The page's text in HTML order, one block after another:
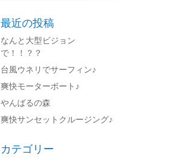
最近の投稿
なんと大型ビジョン
で！！？？
台風ウネリでサーフィン♪
爽快モーターボート♪
やんばるの森
爽快サンセットクルージング♪
カテゴリー